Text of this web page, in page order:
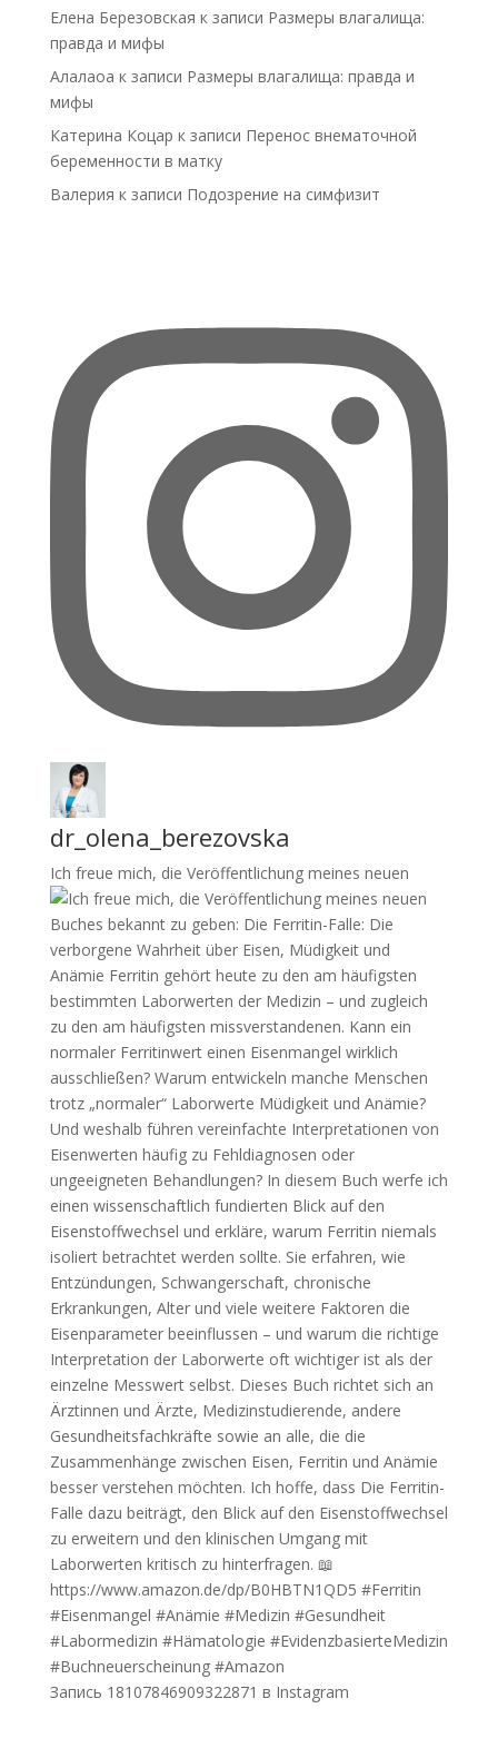
Елена Березовская к записи Размеры влагалища:
правда и мифы
Алалаоа к записи Размеры влагалища: правда и
мифы
Катерина Коцар к записи Перенос внематочной
беременности в матку
Валерия к записи Подозрение на симфизит
dr_olena_berezovska
Ich freue mich, die Veröffentlichung meines neuen
Запись 18107846909322871 в Instagram